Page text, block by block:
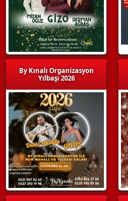
By Kınalı Organizasyon
Yılbaşı 2026